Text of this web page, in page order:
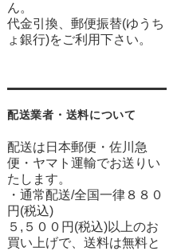
ん。
代金引換、郵便振替(ゆうち
ょ銀行)をご利用下さい。
配送業者・送料について
配送は日本郵便・佐川急
便・ヤマト運輸でお送りい
たします。
・通常配送/全国一律８８０
円(税込)
５,５００円(税込)以上のお
買い上げで、送料は無料と